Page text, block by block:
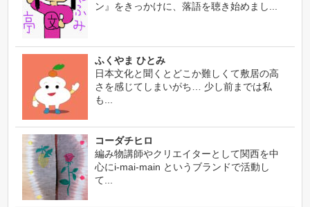
ン』をきっかけに、落語を聴き始めまし...
ふくやま ひとみ
日本文化と聞くとどこか難しくて敷居の高
さを感じてしまいがち… 少し前までは私
も...
コーダチヒロ
編み物講師やクリエイターとして関西を中
心にi-mai-main というブランドで活動し
て...